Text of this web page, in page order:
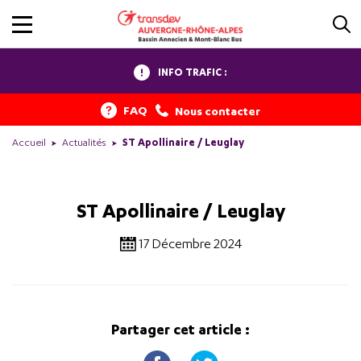
INFO TRAFIC :
FAQ Nous contacter
Accueil Actualités ST Apollinaire / Leuglay
ST Apollinaire / Leuglay
17 Décembre 2024
Partager cet article :